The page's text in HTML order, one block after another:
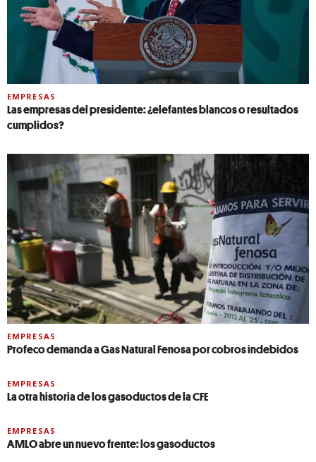
EMPRESAS
Las empresas del presidente: ¿elefantes blancos o resultados
cumplidos?
EMPRESAS
Profeco demanda a Gas Natural Fenosa por cobros indebidos
EMPRESAS
La otra historia de los gasoductos de la CFE
EMPRESAS
AMLO abre un nuevo frente: los gasoductos